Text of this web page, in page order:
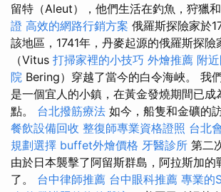
留特（Aleut），他們生活在釣魚，狩獵
證 高效的網路行銷方案 俄羅斯探險家於
該地區，1741年，丹麥起源的俄羅斯探險
（Vitus 打掃家裡的小技巧 外燴推薦 附
院 Bering）穿越了當今的白令海峽。 我
是一個宜人的小鎮，在黃金發燒期間已成
點。 台北撥筋療法 如今，船隻和金礦的
餐飲設備回收 整復師專業資格證照 台北
規劃選擇 buffet外燴價格 牙醫診所 第二
由於日本襲擊了阿留斯群島，阿拉斯加的
了。 台中律師推薦 台中眼科推薦 專業的